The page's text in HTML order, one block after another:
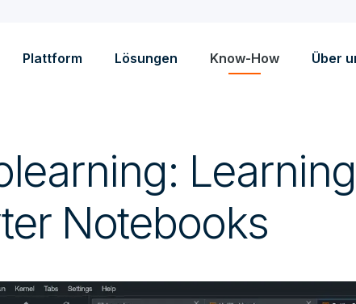
Plattform Lösungen Know-How Über
Notebooks